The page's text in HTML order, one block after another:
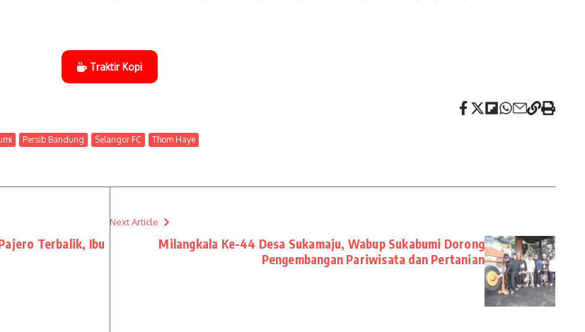
Traktir Kopi
Persib Bandung Selangor FC Thom Haye
Terbalik, Ibu
Next Article
Milangkala Ke-44 Desa Sukamaju, Wabup Sukabumi Dorong
Pengembangan Pariwisata dan Pertanian